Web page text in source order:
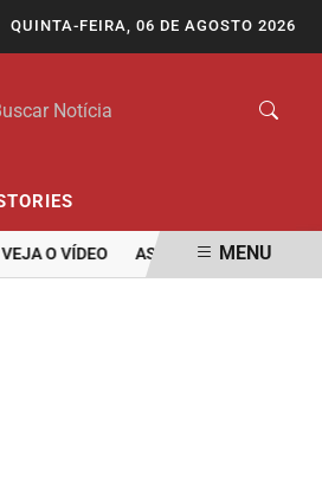
QUINTA-FEIRA, 06 DE AGOSTO 2026
O VÍDEO ASSASSINATO DEMENU